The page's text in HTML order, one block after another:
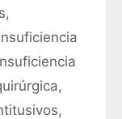
,
,
,